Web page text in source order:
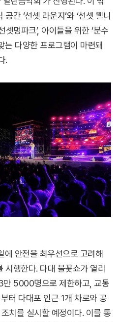
간 ‘선셋 라운지’와 ‘선셋 웰니
셋멍파크’, 아이들을 위한 ‘분수
는 다양한 프로그램이 마련돼
.
에 안전을 최우선으로 고려해
시행한다. 다대 불꽃쇼가 열리
만 5000명으로 제한하고, 교통
터 다대포 인근 1개 차로와 공
치를 실시할 예정이다. 이를 통